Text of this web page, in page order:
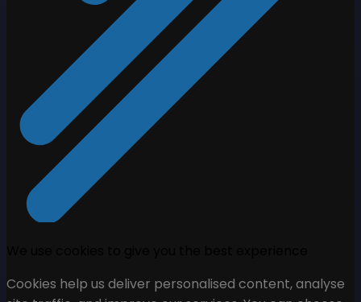
Cookies help us deliver personalised content, analyse